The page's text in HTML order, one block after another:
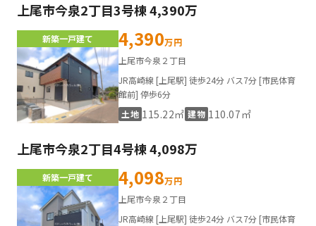
上尾市今泉2丁目3号棟 4,390万
新築一戸建て 4,390万円
上尾市今泉２丁目
JR高崎線 [上尾駅] 徒歩24分 バス7分 [市民体育
館前] 停歩6分
土地 115.22㎡ 建物 110.07㎡
上尾市今泉2丁目4号棟 4,098万
新築一戸建て 4,098万円
上尾市今泉２丁目
JR高崎線 [上尾駅] 徒歩24分 バス7分 [市民体育